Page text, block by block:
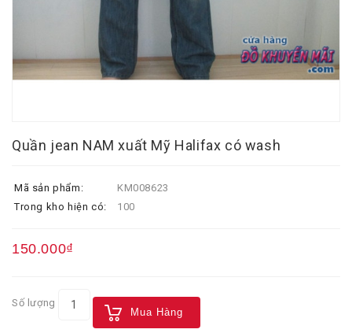
Quần jean NAM xuất Mỹ Halifax có wash
Mã sản phẩm:
KM008623
Trong kho hiện có:
100
150.000₫
Số lượng
Mua Hàng